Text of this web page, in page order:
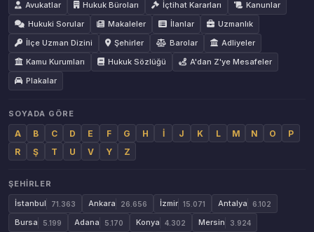
Avukatlar
Hukuk Büroları İçtihat Kararları
Kanunlar
Hukuki Sorular
Makaleler İlanlar
Uzmanlık
İlçe Uzman Dizini
Şehirler Barolar
Adliyeler
Kamu Kurumları
Hukuk Sözlüğü
A'dan Z'ye Mesafeler
Plakalar
SOYADA GÖRE
A B C D E F G H İ J K L M N O
P
R
Ş T U V Y Z
ŞEHIRLER
İstanbul
71.363 Ankara 26.656 İzmir 15.071 Antalya 6.102
Bursa 5.199 Adana 5.170 Konya 4.302 Mersin 3.924